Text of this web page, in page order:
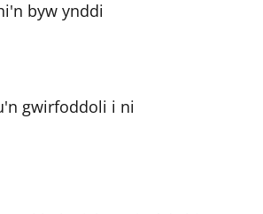
byw ynddi
gwirfoddoli i ni